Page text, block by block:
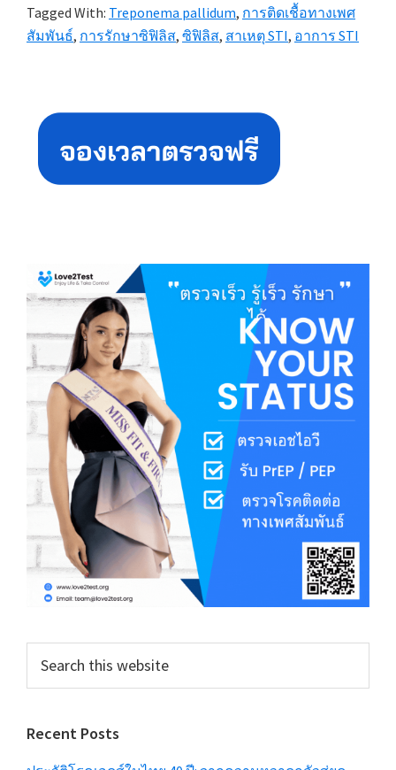
Tagged With: Treponema pallidum, การติดเชื้อทางเพศ
สัมพันธ์, การรักษาซิฟิลิส, ซิฟิลิส, สาเหตุ STI, อาการ STI
Sidebar
this
Recent Posts